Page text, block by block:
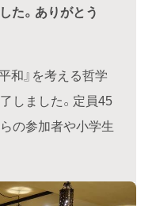
た。ありがとう
和』を考える哲学
しました。定員45
の参加者や小学生